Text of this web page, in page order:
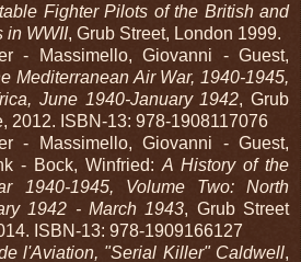
Fighter Pilots of the British and
in WWII, Grub Street, London 1999.
- Massimello, Giovanni - Guest,
Mediterranean Air War, 1940-1945,
June 1940-January 1942, Grub
2012. ISBN-13: 978-1908117076
- Massimello, Giovanni - Guest,
- Bock, Winfried: A History of the
1940-1945, Volume Two: North
1942 - March 1943, Grub Street
ISBN-13: 978-1909166127
l'Aviation, "Serial Killer" Caldwell,